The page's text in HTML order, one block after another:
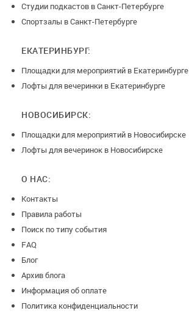
Студии подкастов в Санкт-Петербурге
Спортзалы в Санкт-Петербурге
ЕКАТЕРИНБУРГ:
Площадки для мероприятий в Екатеринбурге
Лофты для вечеринки в Екатеринбурге
НОВОСИБИРСК:
Площадки для мероприятий в Новосибирске
Лофты для вечеринок в Новосибирске
О НАС:
Контакты
Правила работы
Поиск по типу события
FAQ
Блог
Архив блога
Информация об оплате
Политика конфиденциальности